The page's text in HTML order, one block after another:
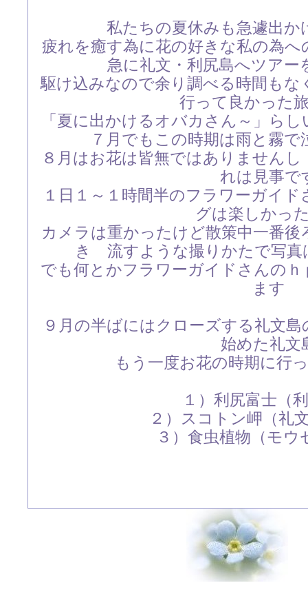
私たちの夏休みも急遽出か
疲れを癒す為に花の好きな私の為
急に礼文・利尻島へツアー
駆け込みなので余り調べる時間も
行って良かった
「夏に出かけるオバカさん～」ら
７月でもこの時期は雨と霧
８月はお花は皆無ではありません
れは見事で
１日１～１時間半のフラワーガイ
グは楽しかっ
カメラは重かったけど散策中一番
き 流すような撮りかたで写真
でも何とかフラワーガイドさんの
ます
９月の半ばにはクローズする礼文
始めた礼文
もう一度お花の時期に行
１）利尻富士（
２）スコトン岬（礼
３）食虫植物（モウ